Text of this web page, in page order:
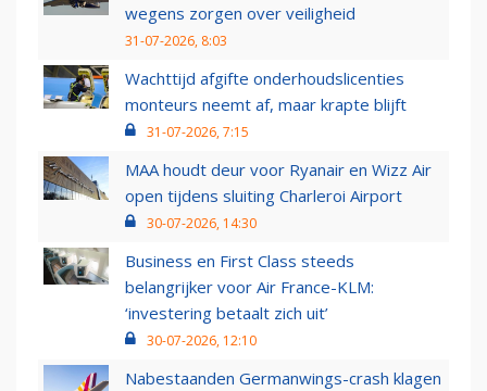
wegens zorgen over veiligheid
31-07-2026, 8:03
Wachttijd afgifte onderhoudslicenties
monteurs neemt af, maar krapte blijft
31-07-2026, 7:15
MAA houdt deur voor Ryanair en Wizz Air
open tijdens sluiting Charleroi Airport
30-07-2026, 14:30
Business en First Class steeds
belangrijker voor Air France-KLM:
‘investering betaalt zich uit’
30-07-2026, 12:10
Nabestaanden Germanwings-crash klagen